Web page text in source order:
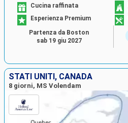
Cucina raffinata
Esperienza Premium
Partenza da Boston
sab 19 giu 2027
STATI UNITI, CANADA
8 giorni, MS Volendam